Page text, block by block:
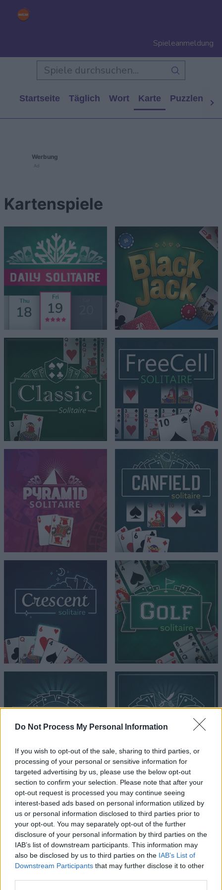
Do Not Process My Personal Information
If you wish to opt-out of the sale, sharing to third parties, or
processing of your personal or sensitive information for
targeted advertising by us, please use the below opt-out
section to confirm your selection. Please note that after your
opt-out request is processed you may continue seeing
interest-based ads based on personal information utilized by
us or personal information disclosed to third parties prior to
your opt-out. You may separately opt-out of the further
disclosure of your personal information by third parties on the
IAB’s list of downstream participants. This information may
also be disclosed by us to third parties on the IAB’s List of
Downstream Participants that may further disclose it to other
Spieleanmeldung
Startseite Täglich Wort Karte Puzzlen
Werbung
Ad
Kartenspiele